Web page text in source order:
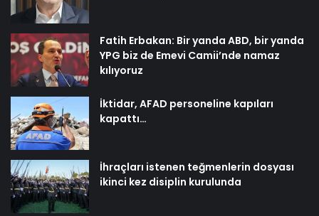
Fatih Erbakan: Bir yanda ABD, bir yanda
YPG biz de Emevi Camii’nde namaz
kılıyoruz
İktidar, AFAD personeline kapıları
kapattı…
İhraçları istenen teğmenlerin dosyası
ikinci kez disiplin kurulunda